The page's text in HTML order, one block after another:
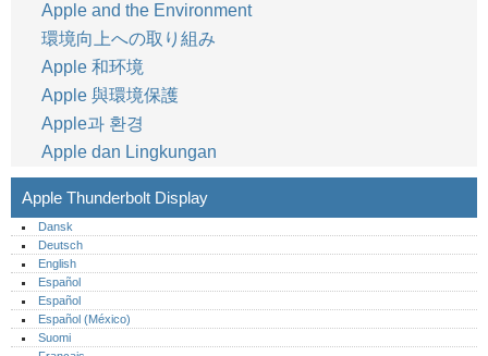
Apple and the Environment
環境向上への取り組み
Apple 和环境
Apple 與環境保護
Apple과 환경
Apple dan Lingkungan
Apple Thunderbolt Display
Dansk
Deutsch
English
Español
Español
Español (México)‎
Suomi